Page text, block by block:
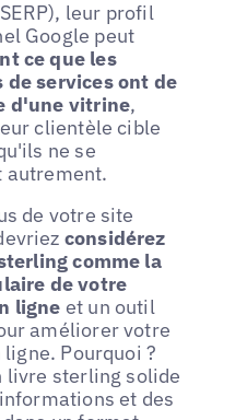
leur profil
Google peut
ce que les
de services ont de
d'une vitrine,
clientèle cible
ne se
autrement.
de votre site
considérez
comme la
de votre
ligne et un outil
améliorer votre
Pourquoi ?
livre sterling solide
et des